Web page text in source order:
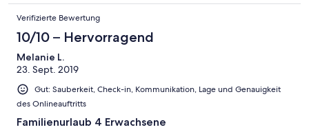
Verifizierte Bewertung
10/10 – Hervorragend
Melanie L.
23. Sept. 2019
Gut: Sauberkeit, Check-in, Kommunikation, Lage und Genauigkeit
des Onlineauftritts
Familienurlaub 4 Erwachsene